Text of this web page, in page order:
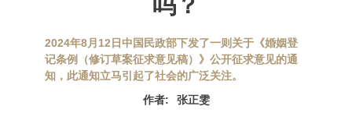
2024年8月12日中国民政部下发了一则关于《婚姻登
记条例（修订草案征求意见稿）》公开征求意见的通
知，此通知立马引起了社会的广泛关注。
作者:
张正雯